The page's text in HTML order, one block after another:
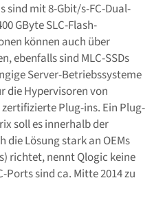
sind mit 8-Gbit/s-FC-Dual-
GByte SLC-Flash-
können auch über
ebenfalls sind MLC-SSDs
Server-Betriebssysteme
die Hypervisoren von
zertifizierte Plug-ins. Ein Plug-
soll es innerhalb der
die Lösung stark an OEMs
richtet, nennt Qlogic keine
Ports sind ca. Mitte 2014 zu